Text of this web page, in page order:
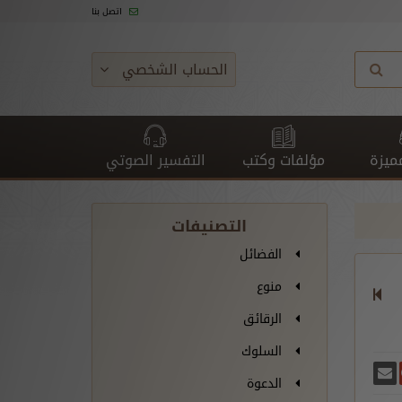
اتصل بنا
الحساب الشخصي
مؤلفات وكتب التفسير الصوتي
شارك على غوغل بلس
التصنيفات
الفضائل
منوع
الرقائق
السلوك
الدعوة